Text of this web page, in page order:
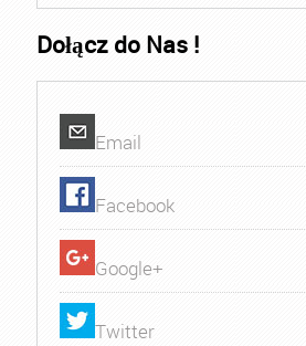
Dołącz do Nas !
Email
Facebook
Google+
Twitter